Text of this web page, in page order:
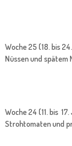
Woche 25 (18. bis
Nüssen und spätem
Woche 24 (11. bis
Strohtomaten und